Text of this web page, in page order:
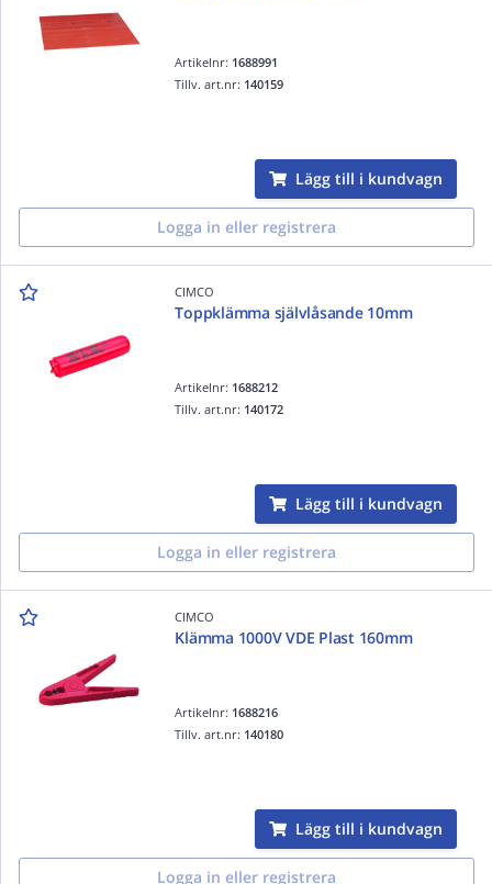
Artikelnr: 1688991
Tillv. art.nr: 140159
Lägg till i kundvagn
Logga in eller registrera
CIMCO
Toppklämma självlåsande 10mm
Artikelnr: 1688212
Tillv. art.nr: 140172
Lägg till i kundvagn
Logga in eller registrera
CIMCO
Klämma 1000V VDE Plast 160mm
Artikelnr: 1688216
Tillv. art.nr: 140180
Lägg till i kundvagn
Logga in eller registrera